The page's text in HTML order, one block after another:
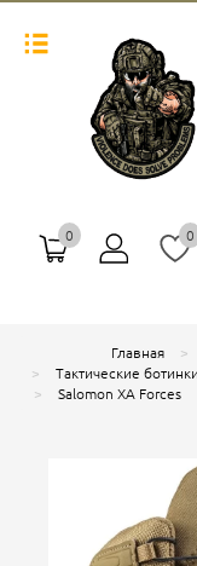
0 0
Главная
Тактические
Salomon XA Forces